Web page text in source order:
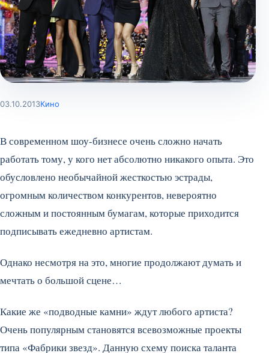
03.10.2013Кино
В современном шоу-бизнесе очень сложно начать
работать тому, у кого нет абсолютно никакого опыта. Это
обусловлено необычайной жесткостью эстрады,
огромным количеством конкурентов, невероятно
сложным и постоянным бумагам, которые приходится
подписывать ежедневно артистам.
Однако несмотря на это, многие продолжают думать и
мечтать о большой сцене…
Какие же «подводные камни» ждут любого артиста?
Очень популярным становятся всевозможные проекты
типа «Фабрики звезд». Данную схему поиска таланта